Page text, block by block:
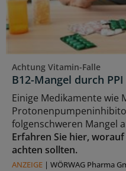
Achtung Vitamin-Falle
B12-Mangel durch
Einige Medikamente wie
folgenschweren Mangel
Erfahren Sie hier,
achten sollten.
ANZEIGE | WÖRWAG Pharma